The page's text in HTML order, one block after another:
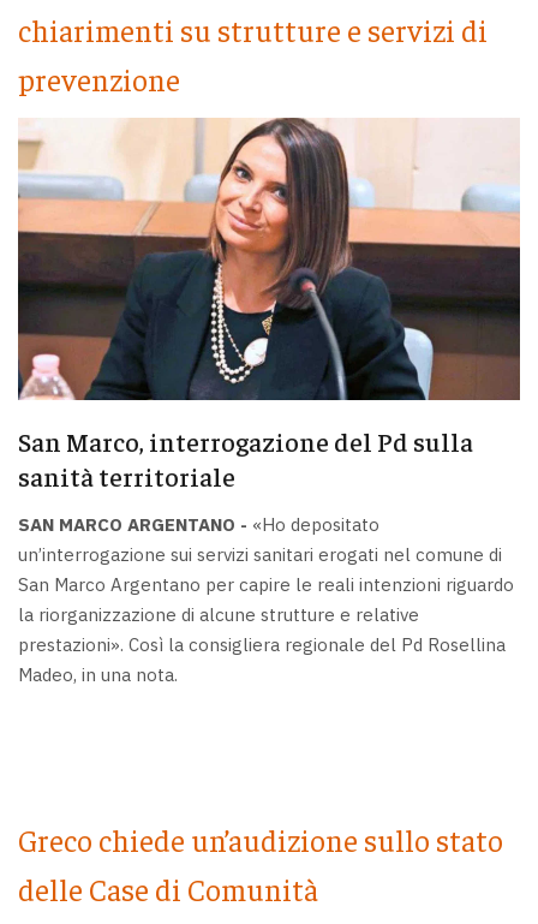
chiarimenti su strutture e servizi di
prevenzione
San Marco, interrogazione del Pd sulla
sanità territoriale
SAN MARCO ARGENTANO - «Ho depositato
un’interrogazione sui servizi sanitari erogati nel comune di
San Marco Argentano per capire le reali intenzioni riguardo
la riorganizzazione di alcune strutture e relative
prestazioni». Così la consigliera regionale del Pd Rosellina
Madeo, in una nota.
Greco chiede un’audizione sullo stato
delle Case di Comunità